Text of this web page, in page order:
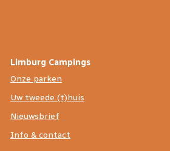
Limburg Campings
Onze parken
Uw tweede (t)huis
Nieuwsbrief
Info & contact